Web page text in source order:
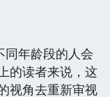
同年龄段的人会
的读者来说，这
视角去重新审视